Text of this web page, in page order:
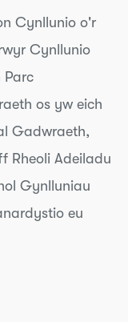
Cynllunio o'r
Cynllunio
Parc
os yw eich
Gadwraeth,
Rheoli Adeiladu
Gynlluniau
eu